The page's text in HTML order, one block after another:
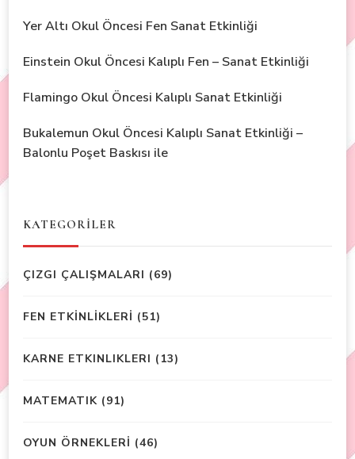
Yer Altı Okul Öncesi Fen Sanat Etkinliği
Einstein Okul Öncesi Kalıplı Fen – Sanat Etkinliği
Flamingo Okul Öncesi Kalıplı Sanat Etkinliği
Bukalemun Okul Öncesi Kalıplı Sanat Etkinliği –
Balonlu Poşet Baskısı ile
KATEGORİLER
ÇIZGI ÇALIŞMALARI (69)
FEN ETKİNLİKLERİ (51)
KARNE ETKINLIKLERI (13)
MATEMATIK (91)
OYUN ÖRNEKLERİ (46)